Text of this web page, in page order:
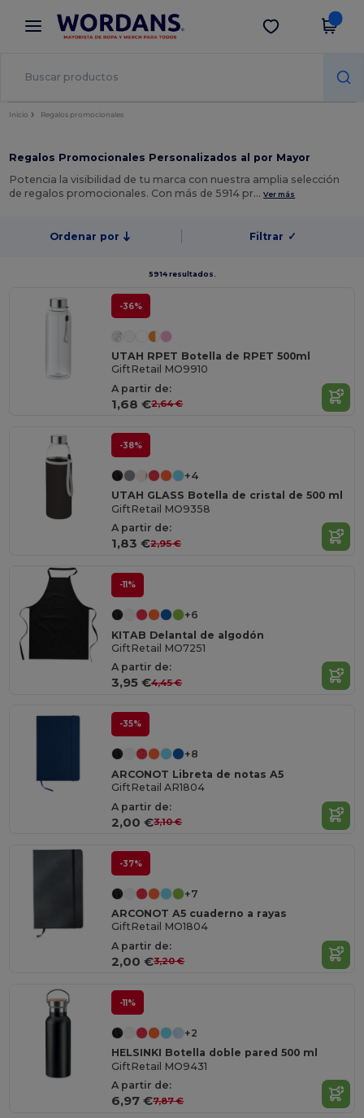
× App de Wordans
¡Mejores precios en app!
Descargar app
Inicio Regalos promocionales
Regalos Promocionales Personalizados al por Mayor
Potencia la visibilidad de tu marca con nuestra amplia selección
de regalos promocionales. Con más de 5914 pr…Ver más
Ordenar por Filtrar ✓
5914 resultados.
-36%
UTAH RPET Botella de RPET 500ml
GiftRetail MO9910
A partir de:
1,68 €2,64 €
-38%
+4
UTAH GLASS Botella de cristal de 500 ml
GiftRetail MO9358
A partir de:
1,83 €2,95 €
-11%
+6
KITAB Delantal de algodón
GiftRetail MO7251
A partir de:
3,95 €4,45 €
-35%
+8
ARCONOT Libreta de notas A5
GiftRetail AR1804
A partir de:
2,00 €3,10 €
-37%
+7
ARCONOT A5 cuaderno a rayas
GiftRetail MO1804
A partir de:
2,00 €3,20 €
-11%
+2
HELSINKI Botella doble pared 500 ml
GiftRetail MO9431
A partir de:
6,97 €7,87 €